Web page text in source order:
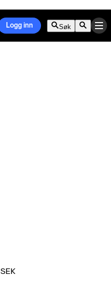
Logg inn Søk
SEK